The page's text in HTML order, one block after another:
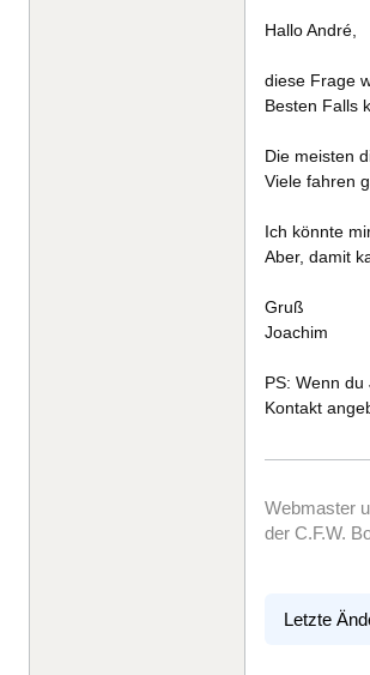
Hallo André,
diese Frage
Besten Falls
Die meisten
Viele fahren
Ich könnte
Aber, damit
Gruß
Joachim
PS: Wenn
Kontakt
Webmaster
der C.F.W.
Letzte